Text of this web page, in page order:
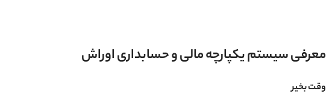
معرفی سیستم یکپارچه مالی و حسابداری اوراش
وقت بخیر